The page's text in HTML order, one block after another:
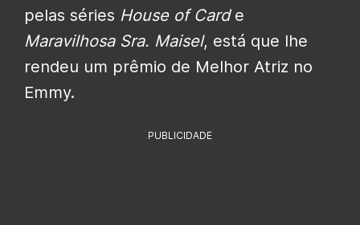
pelas séries House of Carde
Maravilhosa Sra. Maisel, está que lhe
rendeu um prêmio de Melhor Atriz no
Emmy.
PUBLICIDADE